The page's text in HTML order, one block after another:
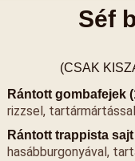
Séf
(CSAK
Rántott gombafejek
rizzsel, tartármártással
Rántott trappista sajt
hasábburgonyával,